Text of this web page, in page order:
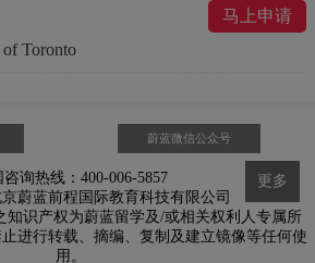
马上申请
Toronto
更多
蔚蓝微信公众号
咨询热线：400-006-5857
蔚蓝前程国际教育科技有限公司
知识产权为蔚蓝留学及/或相关权利人专属所
进行转载、摘编、复制及建立镜像等任何使
用。